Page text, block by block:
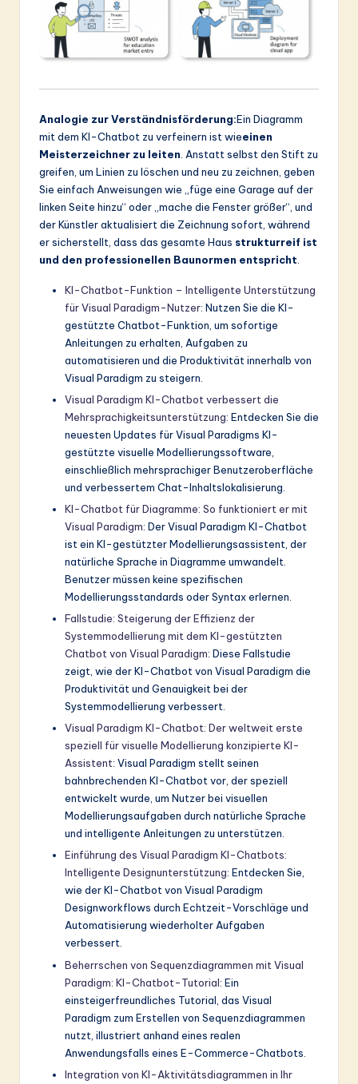
Analogie zur Verständnisförderung:Ein Diagramm
mit dem KI-Chatbot zu verfeinern ist wieeinen
Meisterzeichner zu leiten . Anstatt selbst den Stift zu
greifen, um Linien zu löschen und neu zu zeichnen, geben
Sie einfach Anweisungen wie „füge eine Garage auf der
linken Seite hinzu“ oder „mache die Fenster größer“, und
der Künstler aktualisiert die Zeichnung sofort, während
er sicherstellt, dass das gesamte Haus strukturreif ist
und den professionellen Baunormen entspricht
KI-Chatbot-Funktion – Intelligente Unterstützung
für Visual Paradigm-Nutzer: Nutzen Sie die KI-
gestützte Chatbot-Funktion, um sofortige
Anleitungen zu erhalten, Aufgaben zu
automatisieren und die Produktivität innerhalb von
Visual Paradigm zu steigern.
Visual Paradigm KI-Chatbot verbessert die
Mehrsprachigkeitsunterstützung: Entdecken Sie die
neuesten Updates für Visual Paradigms KI-
gestützte visuelle Modellierungssoftware,
einschließlich mehrsprachiger Benutzeroberfläche
und verbessertem Chat-Inhaltslokalisierung.
KI-Chatbot für Diagramme: So funktioniert er mit
Visual Paradigm: Der Visual Paradigm KI-Chatbot
ist ein KI-gestützter Modellierungsassistent, der
natürliche Sprache in Diagramme umwandelt.
Benutzer müssen keine spezifischen
Modellierungsstandards oder Syntax erlernen.
Fallstudie: Steigerung der Effizienz der
Systemmodellierung mit dem KI-gestützten
Chatbot von Visual Paradigm: Diese Fallstudie
zeigt, wie der KI-Chatbot von Visual Paradigm die
Produktivität und Genauigkeit bei der
Systemmodellierung verbessert.
Visual Paradigm KI-Chatbot: Der weltweit erste
speziell für visuelle Modellierung konzipierte KI-
Assistent: Visual Paradigm stellt seinen
bahnbrechenden KI-Chatbot vor, der speziell
entwickelt wurde, um Nutzer bei visuellen
Modellierungsaufgaben durch natürliche Sprache
und intelligente Anleitungen zu unterstützen.
Einführung des Visual Paradigm KI-Chatbots:
Intelligente Designunterstützung: Entdecken Sie,
wie der KI-Chatbot von Visual Paradigm
Designworkflows durch Echtzeit-Vorschläge und
Automatisierung wiederholter Aufgaben
verbessert.
Beherrschen von Sequenzdiagrammen mit Visual
Paradigm: KI-Chatbot-Tutorial: Ein
einsteigerfreundliches Tutorial, das Visual
Paradigm zum Erstellen von Sequenzdiagrammen
nutzt, illustriert anhand eines realen
Anwendungsfalls eines E-Commerce-Chatbots.
Integration von KI-Aktivitätsdiagrammen in Ihr